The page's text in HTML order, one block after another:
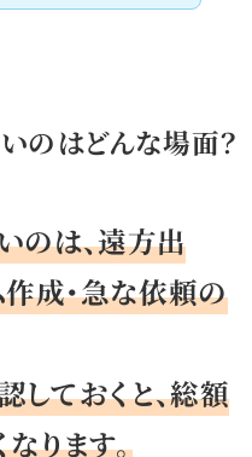
のはどんな場面？
のは、遠方出
作成・急な依頼の
ておくと、総額
ります。